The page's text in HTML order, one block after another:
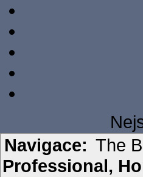
Navigace: The
Professional,